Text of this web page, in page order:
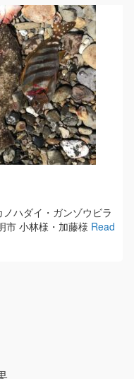
ノハダイ・ガンゾウビラ
市 小林様・加藤様 Read